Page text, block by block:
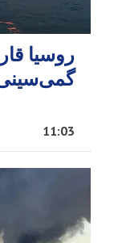
روسیا
11:03